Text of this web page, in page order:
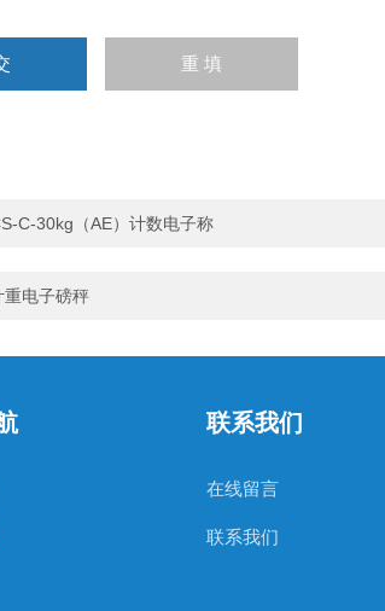
C-30kg（AE）计数电子称
重电子磅秤
联系我们
在线留言
联系我们